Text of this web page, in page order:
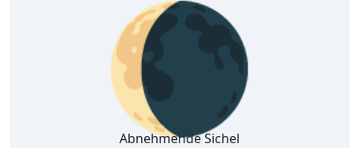
🌘
Abnehmende Sichel